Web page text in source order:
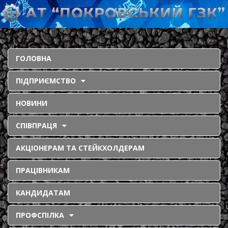
ГОЛОВНА
ПІДПРИЄМСТВО
НОВИНИ
СПІВПРАЦЯ
АКЦІОНЕРАМ ТА СТЕЙКХОЛДЕРАМ
ПРАЦІВНИКАМ
КАНДИДАТАМ
ПРОФСПІЛКА